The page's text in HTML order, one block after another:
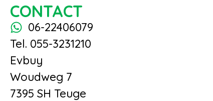
CONTACT
06-22406079
Tel. 055-3231210
Evbuy
Woudweg 7
7395 SH Teuge